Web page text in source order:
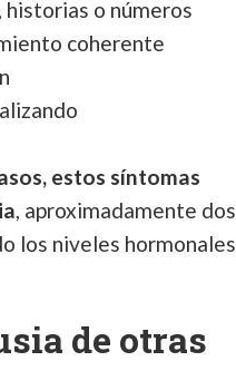
o números
coherente
estos síntomas
, aproximadamente dos
los niveles hormonales
de otras